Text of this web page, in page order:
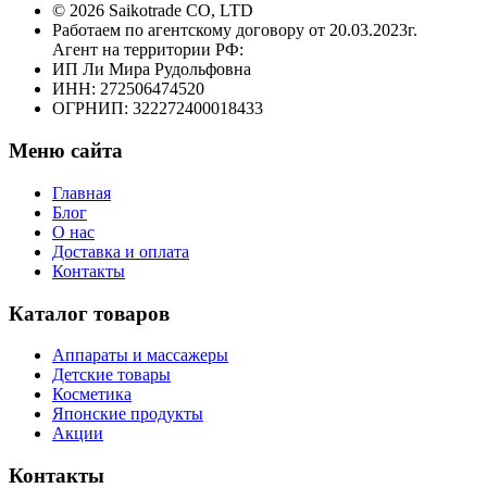
© 2026 Saikotrade CO, LTD
Работаем по агентскому договору от 20.03.2023г.
Агент на территории РФ:
ИП Ли Мира Рудольфовна
ИНН: 272506474520
ОГРНИП: 322272400018433
Меню сайта
Главная
Блог
О нас
Доставка и оплата
Контакты
Каталог товаров
Аппараты и массажеры
Детские товары
Косметика
Японские продукты
Акции
Контакты